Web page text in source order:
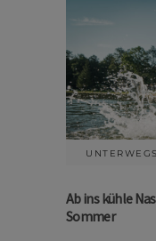
Ab ins kühle
Sommer